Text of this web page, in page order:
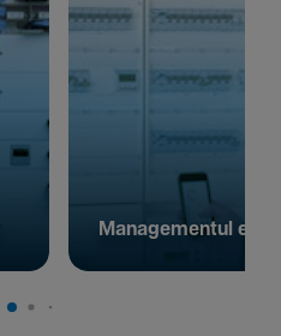
Managementul